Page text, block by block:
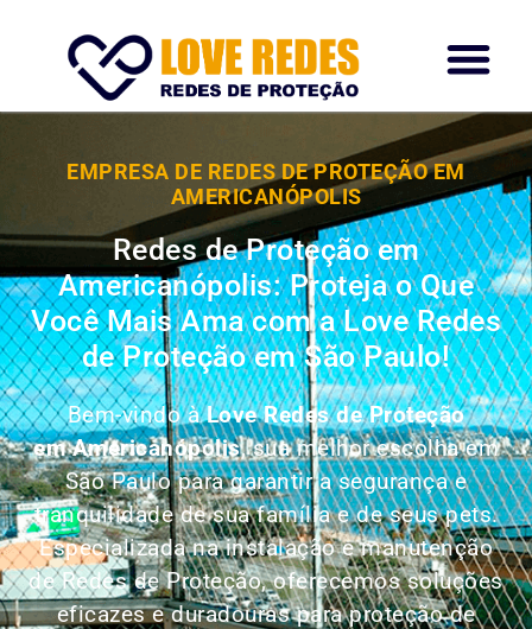
EMPRESA DE REDES DE PROTEÇÃO EM
AMERICANÓPOLIS
Redes de Proteção em
Americanópolis: Proteja o Que
Você Mais Ama com a Love Redes
de Proteção em São Paulo!
Bem-vindo àLove Redes de Proteção
em Americanópolis, sua melhor escolha em
São Paulo para garantir a segurança e
tranquilidade de sua família e de seus pets.
Especializada na instalação e manutenção
de Redes de Proteção, oferecemos soluções
eficazes e duradouras para proteção de